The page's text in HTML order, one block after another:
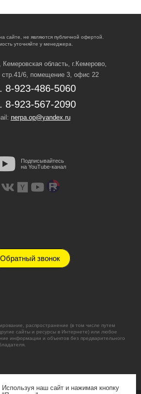
сайте, не являются публичной офертой.
уточняйте у менеджера.
Кемеровская область, г.Кемерово,
стр.41/6, помещение 3, офис 22
8-923-486-5060
8-923-567-2090
nerpa.op@yandex.ru
Подписывайтесь
на YouTube-канал
Обратный звонок
распространение (в том числе путем
сайты и ресурсы в Интернете) или любое
информации и объектов без предварительного
Используя наш сайт и нажимая кнопку